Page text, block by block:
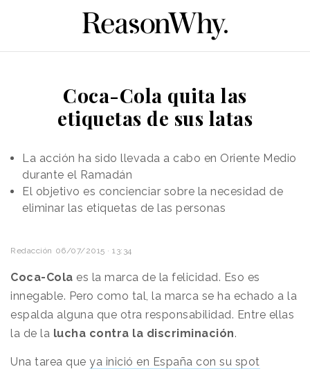
Coca-Cola quita las
etiquetas de sus latas
La acción ha sido llevada a cabo en Oriente Medio
durante el Ramadán
El objetivo es concienciar sobre la necesidad de
eliminar las etiquetas de las personas
Redacción 06/07/2015 · 13:34
Coca-Cola es la marca de la felicidad. Eso es
innegable. Pero como tal, la marca se ha echado a la
espalda alguna que otra responsabilidad. Entre ellas
la de la lucha contra la discriminación.
Una tarea que ya inició en España con su spot